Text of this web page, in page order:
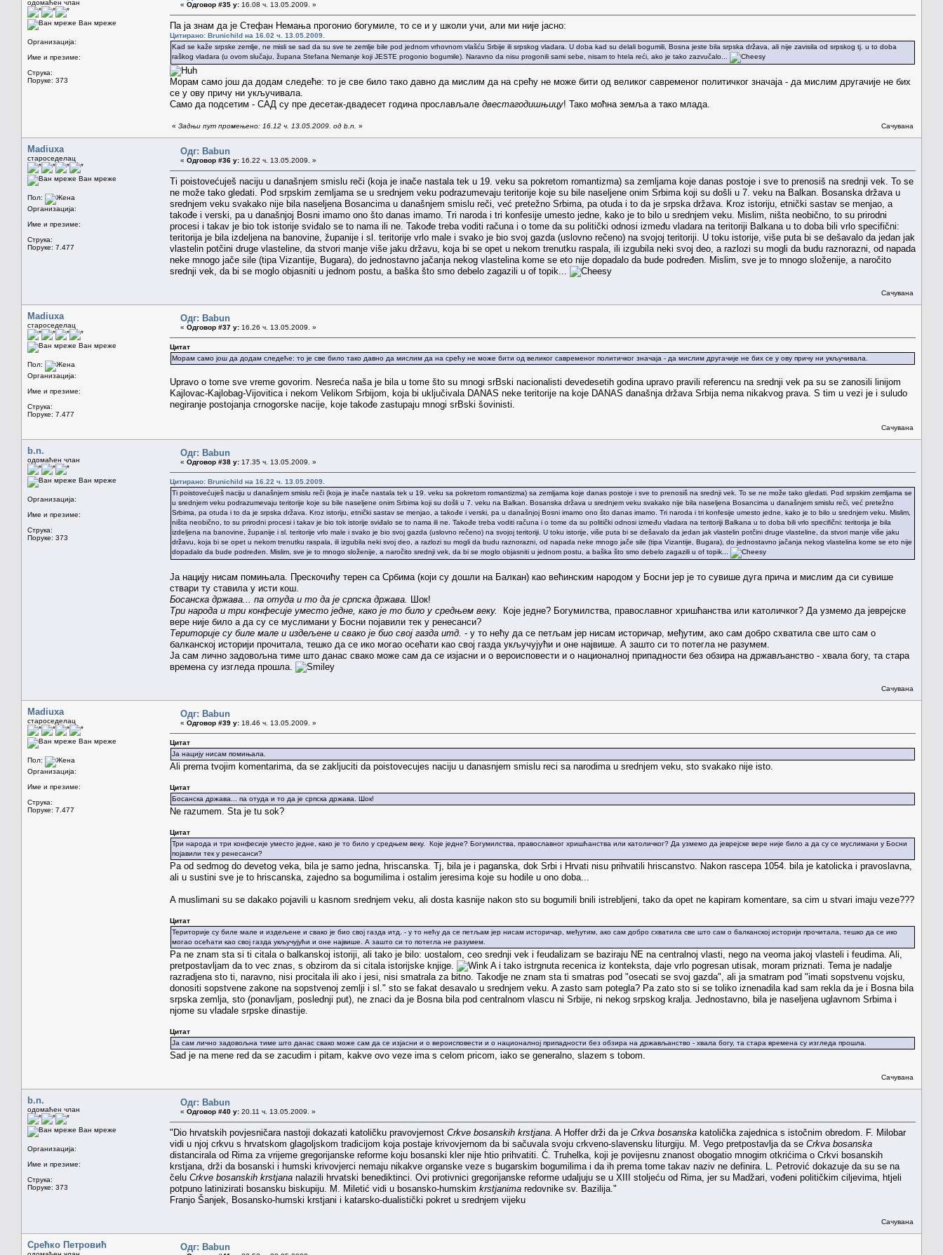
одомаћен члан
Ван мреже
Организација:
Име и презиме:
Струка:
Поруке: 373
« Одговор #35 у: 16.08 ч. 13.05.2009. »
Па ја знам да је Стефан Немања прогонио богумиле, то се и у школи учи, али ми није јасно:
Цитирано: Brunichild на 16.02 ч. 13.05.2009.
Kad se kaže srpske zemlje, ne misli se sad da su sve te zemlje bile pod jednom vrhovnom vlašću Srbije ili srpskog vladara. U doba kad su delali bogumili, Bosna jeste bila srpska država, ali nije zavisila od srpskog tj. u to doba
raškog vladara (u ovom slučaju, župana Stefana Nemanje koji JESTE progonio bogumile). Naravno da nisu progonili sami sebe, nisam to htela reći, ako je tako zazvučalo...
Морам само још да додам следеће: то је све било тако давно да мислим да на срећу не може бити од великог савременог политичког значаја - да мислим другачије не бих
се у ову причу ни укључивала.
Само да подсетим - САД су пре десетак-двадесет година прослављале двестагодишњицу! Тако моћна земља а тако млада.
« Задњи пут промењено: 16.12 ч. 13.05.2009. од b.n. » Сачувана
Madiuxa
староседелац
Ван мреже
Пол:
Организација:
Име и презиме:
Струка:
Поруке: 7.477
Одг: Babun
« Одговор #36 у: 16.22 ч. 13.05.2009. »
Ti poistovećuješ naciju u današnjem smislu reči (koja je inače nastala tek u 19. veku sa pokretom romantizma) sa zemljama koje danas postoje i sve to prenosiš na srednji vek. To se
ne može tako gledati. Pod srpskim zemljama se u srednjem veku podrazumevaju teritorije koje su bile naseljene onim Srbima koji su došli u 7. veku na Balkan. Bosanska država u
srednjem veku svakako nije bila naseljena Bosancima u današnjem smislu reči, već pretežno Srbima, pa otuda i to da je srpska država. Kroz istoriju, etnički sastav se menjao, a
takođe i verski, pa u današnjoj Bosni imamo ono što danas imamo. Tri naroda i tri konfesije umesto jedne, kako je to bilo u srednjem veku. Mislim, ništa neobično, to su prirodni
procesi i takav je bio tok istorije sviđalo se to nama ili ne. Takođe treba voditi računa i o tome da su politički odnosi između vladara na teritoriji Balkana u to doba bili vrlo specifični:
teritorija je bila izdeljena na banovine, županije i sl. teritorije vrlo male i svako je bio svoj gazda (uslovno rečeno) na svojoj teritoriji. U toku istorije, više puta bi se dešavalo da jedan jak
vlastelin potčini druge vlasteline, da stvori manje više jaku državu, koja bi se opet u nekom trenutku raspala, ili izgubila neki svoj deo, a razlozi su mogli da budu raznorazni, od napada
neke mnogo jače sile (tipa Vizantije, Bugara), do jednostavno jačanja nekog vlastelina kome se eto nije dopadalo da bude podređen. Mislim, sve je to mnogo složenije, a naročito
srednji vek, da bi se moglo objasniti u jednom postu, a baška što smo debelo zagazili u of topik...
Сачувана
Madiuxa
староседелац
Ван мреже
Пол:
Организација:
Име и презиме:
Струка:
Поруке: 7.477
Одг: Babun
« Одговор #37 у: 16.26 ч. 13.05.2009. »
Цитат
Морам само још да додам следеће: то је све било тако давно да мислим да на срећу не може бити од великог савременог политичког значаја - да мислим другачије не бих се у ову причу ни укључивала.
Upravo o tome sve vreme govorim. Nesreća naša je bila u tome što su mnogi srBski nacionalisti devedesetih godina upravo pravili referencu na srednji vek pa su se zanosili linijom
Kajlovac-Kajlobag-Vijovitica i nekom Velikom Srbijom, koja bi uključivala DANAS neke teritorije na koje DANAS današnja država Srbija nema nikakvog prava. S tim u vezi je i suludo
negiranje postojanja crnogorske nacije, koje takođe zastupaju mnogi srBski šovinisti.
Сачувана
b.n.
одомаћен члан
Ван мреже
Организација:
Име и презиме:
Струка:
Поруке: 373
Одг: Babun
« Одговор #38 у: 17.35 ч. 13.05.2009. »
Цитирано: Brunichild на 16.22 ч. 13.05.2009.
Ti poistovećuješ naciju u današnjem smislu reči (koja je inače nastala tek u 19. veku sa pokretom romantizma) sa zemljama koje danas postoje i sve to prenosiš na srednji vek. To se ne može tako gledati. Pod srpskim zemljama se
u srednjem veku podrazumevaju teritorije koje su bile naseljene onim Srbima koji su došli u 7. veku na Balkan. Bosanska država u srednjem veku svakako nije bila naseljena Bosancima u današnjem smislu reči, već pretežno
Srbima, pa otuda i to da je srpska država. Kroz istoriju, etnički sastav se menjao, a takođe i verski, pa u današnjoj Bosni imamo ono što danas imamo. Tri naroda i tri konfesije umesto jedne, kako je to bilo u srednjem veku. Mislim,
ništa neobično, to su prirodni procesi i takav je bio tok istorije sviđalo se to nama ili ne. Takođe treba voditi računa i o tome da su politički odnosi između vladara na teritoriji Balkana u to doba bili vrlo specifični: teritorija je bila
izdeljena na banovine, županije i sl. teritorije vrlo male i svako je bio svoj gazda (uslovno rečeno) na svojoj teritoriji. U toku istorije, više puta bi se dešavalo da jedan jak vlastelin potčini druge vlasteline, da stvori manje više jaku
državu, koja bi se opet u nekom trenutku raspala, ili izgubila neki svoj deo, a razlozi su mogli da budu raznorazni, od napada neke mnogo jače sile (tipa Vizantije, Bugara), do jednostavno jačanja nekog vlastelina kome se eto nije
dopadalo da bude podređen. Mislim, sve je to mnogo složenije, a naročito srednji vek, da bi se moglo objasniti u jednom postu, a baška što smo debelo zagazili u of topik...
Ја нацију нисам помињала. Прескочићу терен са Србима (који су дошли на Балкан) као већинским народом у Босни јер је то сувише дуга прича и мислим да си сувише
ствари ту ставила у исти кош.
Босанска држава... па отуда и то да је српска држава. Шок!
Три народа и три конфесије уместо једне, како је то било у средњем веку.
Које једне? Богумилства, православног хришћанства или католичког? Да узмемо да јеврејске
вере није било а да су се муслимани у Босни појавили тек у ренесанси?
Територије су биле мале и издељене и свако је био свој газда итд. - у то нећу да се петљам јер нисам историчар, међутим, ако сам добро схватила све што сам о
балканској историји прочитала, тешко да се ико могао осећати као свој газда укључујући и оне највише. А зашто си то потегла не разумем.
Ја сам лично задовољна тиме што данас свако може сам да се изјасни и о вероисповести и о националној припадности без обзира на држављанство - хвала богу, та стара
времена су изгледа прошла.
Сачувана
Madiuxa
староседелац
Ван мреже
Пол:
Организација:
Име и презиме:
Струка:
Поруке: 7.477
Одг: Babun
« Одговор #39 у: 18.46 ч. 13.05.2009. »
Цитат
Ја нацију нисам помињала.
Ali prema tvojim komentarima, da se zakljuciti da poistovecujes naciju u danasnjem smislu reci sa narodima u srednjem veku, sto svakako nije isto.
Цитат
Босанска држава... па отуда и то да је српска држава. Шок!
Ne razumem. Sta je tu sok?
Цитат
Три народа и три конфесије уместо једне, како је то било у средњем веку. Које једне? Богумилства, православног хришћанства или католичког? Да узмемо да јеврејске вере није било а да су се муслимани у Босни
појавили тек у ренесанси?
Pa od sedmog do devetog veka, bila je samo jedna, hriscanska. Tj, bila je i paganska, dok Srbi i Hrvati nisu prihvatili hriscanstvo. Nakon rascepa 1054. bila je katolicka i pravoslavna,
ali u sustini sve je to hriscanska, zajedno sa bogumilima i ostalim jeresima koje su hodile u ono doba...
A muslimani su se dakako pojavili u kasnom srednjem veku, ali dosta kasnije nakon sto su bogumili bnili istrebljeni, tako da opet ne kapiram komentare, sa cim u stvari imaju veze???
Цитат
Територије су биле мале и издељене и свако је био свој газда итд. - у то нећу да се петљам јер нисам историчар, међутим, ако сам добро схватила све што сам о балканској историји прочитала, тешко да се ико
могао осећати као свој газда укључујући и оне највише. А зашто си то потегла не разумем.
Pa ne znam sta si ti citala o balkanskoj istoriji, ali tako je bilo: uostalom, ceo srednji vek i feudalizam se baziraju NE na centralnoj vlasti, nego na veoma jakoj vlasteli i feudima. Ali,
pretpostavljam da to vec znas, s obzirom da si citala istorijske knjige.
A i tako istrgnuta recenica iz konteksta, daje vrlo pogresan utisak, moram priznati. Tema je nadalje
razradjena sto ti, naravno, nisi procitala ili ako i jesi, nisi smatrala za bitno. Takodje ne znam sta ti smatras pod "osecati se svoj gazda", ali ja smatram pod "imati sopstvenu vojsku,
donositi sopstvene zakone na sopstvenoj zemlji i sl." sto se fakat desavalo u srednjem veku. A zasto sam potegla? Pa zato sto si se toliko iznenadila kad sam rekla da je i Bosna bila
srpska zemlja, sto (ponavljam, poslednji put), ne znaci da je Bosna bila pod centralnom vlascu ni Srbije, ni nekog srpskog kralja. Jednostavno, bila je naseljena uglavnom Srbima i
njome su vladale srpske dinastije.
Цитат
Ја сам лично задовољна тиме што данас свако може сам да се изјасни и о вероисповести и о националној припадности без обзира на држављанство - хвала богу, та стара времена су изгледа прошла.
Sad je na mene red da se zacudim i pitam, kakve ovo veze ima s celom pricom, iako se generalno, slazem s tobom.
Сачувана
b.n.
одомаћен члан
Ван мреже
Организација:
Име и презиме:
Струка:
Поруке: 373
Одг: Babun
« Одговор #40 у: 20.11 ч. 13.05.2009. »
"Dio hrvatskih povjesničara nastoji dokazati katoličku pravovjernost Crkve bosanskih krstjana . A Hoffer drži da je Crkva bosanska katolička zajednica s istočnim obredom. F. Milobar
vidi u njoj crkvu s hrvatskom glagoljskom tradicijom koja postaje krivovjernom da bi sačuvala svoju crkveno-slavensku liturgiju. M. Vego pretpostavlja da se Crkva bosanska
distancirala od Rima za vrijeme gregorijanske reforme koju bosanski kler nije htio prihvatiti. Ć. Truhelka, koji je povijesnu znanost obogatio mnogim otkrićima o Crkvi bosanskih
krstjana, drži da bosanski i humski krivovjerci nemaju nikakve organske veze s bugarskim bogumilima i da ih prema tome takav naziv ne definira. L. Petrović dokazuje da su se na
čelu Crkve bosanskih krstjana nalazili hrvatski benediktinci. Ovi protivnici gregorijanske reforme udaljuju se u XIII stoljeću od Rima, jer su Madžari, vođeni političkim ciljevima, htjeli
potpuno latinizirati bosansku biskupiju. M. Miletić vidi u bosansko-humskim krstjanima redovnike sv. Bazilija."
Franjo Šanjek, Bosansko-humski krstjani i katarsko-dualistički pokret u srednjem vijeku
Сачувана
Срећко Петровић Одг: Babun